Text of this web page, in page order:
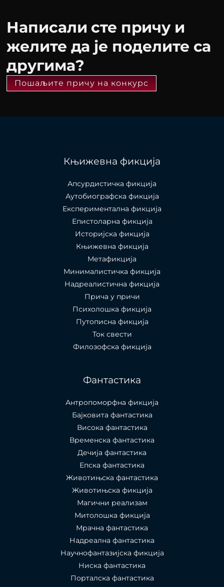
Написали сте причу и
желите да је поделите са
другима?
Пошаљите причу на конкурс
Књижевна фикција
Апсурдистичка фикција
Аутобиографска фикција
Експериментална фикција
Епистоларна фикција
Историјска фикција
Књижевна фикција
Метафикција
Минималистичка фикција
Надреалистична фикција
Прича у причи
Психолошкa фикција
Путописна фикција
Ток свести
Филозофска фикција
Фантастика
Антропоморфна фикција
Бајковита фантастика
Висока фантастика
Временска фантастика
Дечија фантастика
Епска фантастика
Животињска фантастика
Животињска фикција
Магични реализам
Митолошка фикција
Мрачна фантастика
Надреална фантастика
Научнофантазијска фикција
Ниска фантастика
Порталска фантастика​